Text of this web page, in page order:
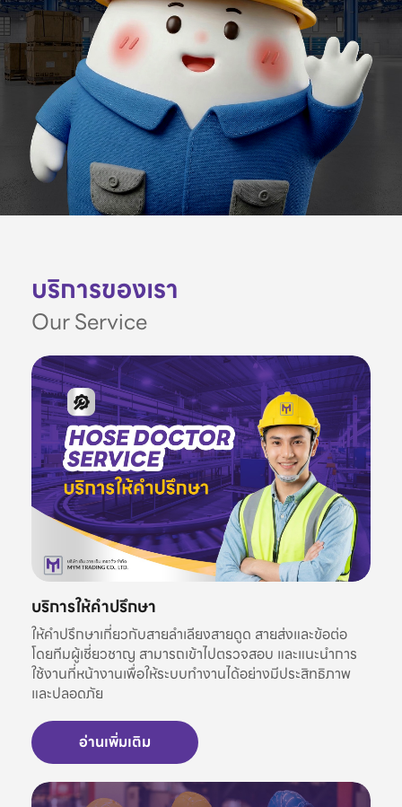
บริการของเรา
Our Service
บริการให้คำปรึกษา
ให้คำปรึกษาเกี่ยวกับสายลำเลียงสายดูด สายส่งและข้อต่อ
โดยทีมผู้เชี่ยวชาญ สามารถเข้าไปตรวจสอบ และแนะนำการ
ใช้งานที่หน้างานเพื่อให้ระบบทำงานได้อย่างมีประสิทธิภาพ
และปลอดภัย
อ่านเพิ่มเติม